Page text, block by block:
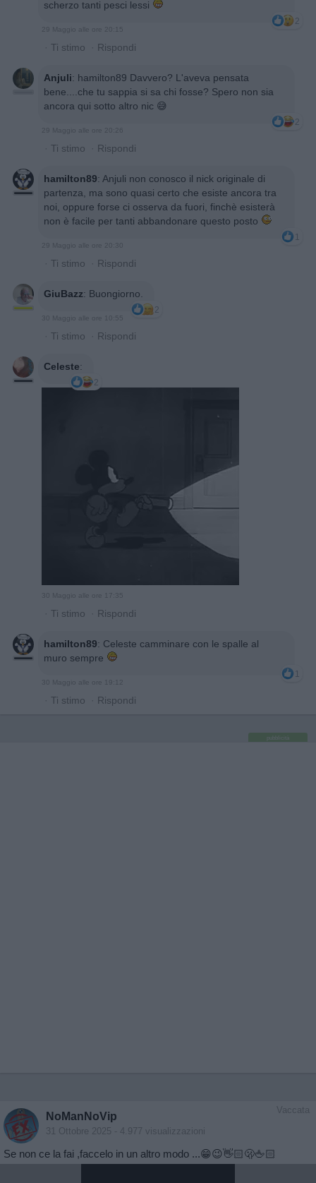
scherzo tanti pesci lessi
2
29 Maggio alle ore 20:15
· Ti stimo · Rispondi
Anjuli: hamilton89 Davvero? L'aveva pensata
bene....che tu sappia si sa chi fosse? Spero non sia
ancora qui sotto altro nic 😅
2
29 Maggio alle ore 20:26
· Ti stimo · Rispondi
hamilton89: Anjuli non conosco il nick originale di
partenza, ma sono quasi certo che esiste ancora tra
noi, oppure forse ci osserva da fuori, finchè esisterà
non è facile per tanti abbandonare questo posto
1
29 Maggio alle ore 20:30
· Ti stimo · Rispondi
GiuBazz: Buongiorno.
2
30 Maggio alle ore 10:55
· Ti stimo · Rispondi
Celeste:
2
30 Maggio alle ore 17:35
· Ti stimo · Rispondi
hamilton89: Celeste camminare con le spalle al
muro sempre
1
30 Maggio alle ore 19:12
· Ti stimo · Rispondi
pubblicità
Vaccata
NoManNoVip
31 Ottobre 2025 - 4.977 visualizzazioni
Se non ce la fai ,faccelo in un altro modo ...😁😉👋🏻🫢🖕🏻